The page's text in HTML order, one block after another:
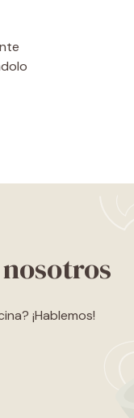
¡Hablemos!